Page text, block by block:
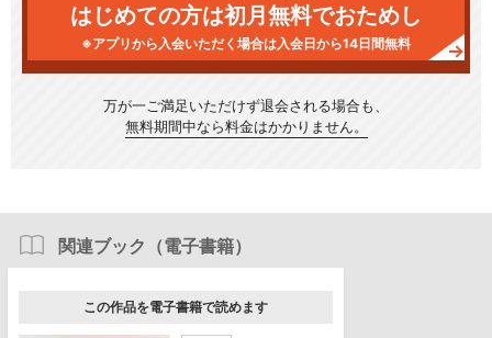
はじめての方は初月無料でおためし
※アプリから入会いただく場合は入会日から14日間無料
万が一ご満足いただけず退会される場合も、
無料期間中なら料金はかかりません。
関連ブック（電子書籍）
この作品を電子書籍で読めます